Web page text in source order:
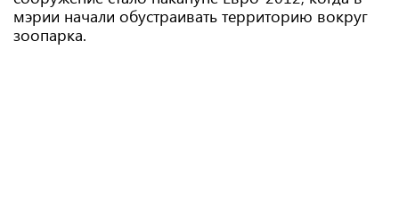
мэрии начали обустраивать территорию вокруг
зоопарка.